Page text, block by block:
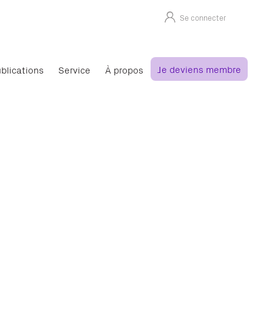
Se connecter
Service À propos Je deviens membre